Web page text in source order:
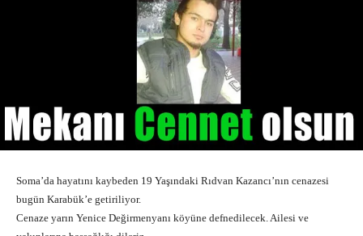
Soma’da hayatını kaybeden 19 Yaşındaki Rıdvan Kazancı’nın cenazesi
bugün Karabük’e getiriliyor.
Cenaze yarın Yenice Değirmenyanı köyüne defnedilecek. Ailesi ve